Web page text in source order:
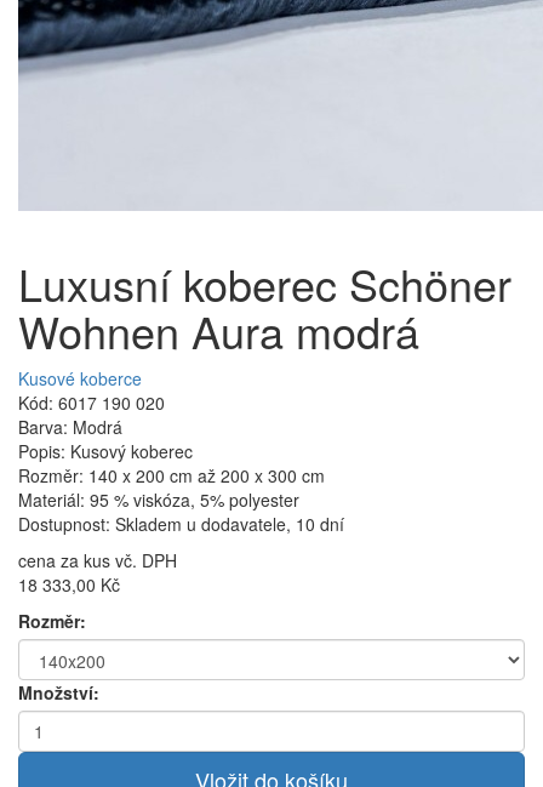
Luxusní koberec Schöner
Wohnen Aura modrá
Kusové koberce
Kód: 6017 190 020
Barva: Modrá
Popis: Kusový koberec
Rozměr: 140 x 200 cm až 200 x 300 cm
Materiál: 95 % viskóza, 5% polyester
Dostupnost: Skladem u dodavatele, 10 dní
cena za kus vč. DPH
18 333,00 Kč
Rozměr:
Množství: